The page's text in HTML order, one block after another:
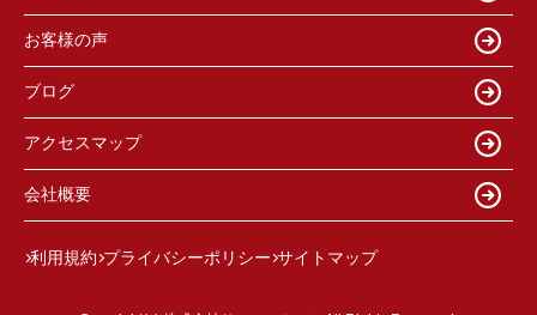
お客様の声
ブログ
アクセスマップ
会社概要
利用規約 プライバシーポリシー サイトマップ